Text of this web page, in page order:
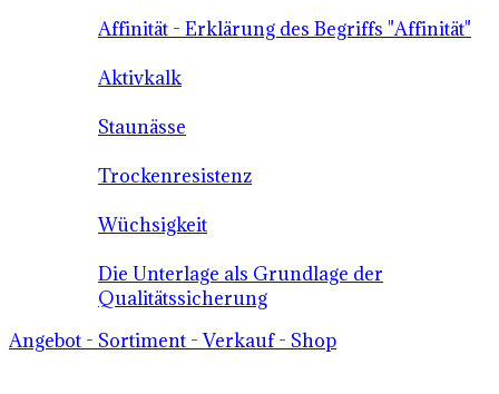
Affinität - Erklärung des Begriffs "Affinität"
Aktivkalk
Staunässe
Trockenresistenz
Wüchsigkeit
Die Unterlage als Grundlage der
Qualitätssicherung
Angebot - Sortiment - Verkauf - Shop